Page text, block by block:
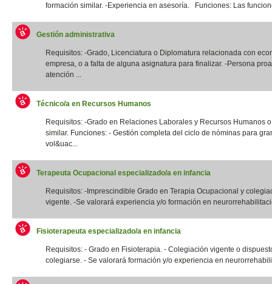
formación similar. -Experiencia en asesoría. Funciones: Las
Gestión administrativa
Requisitos: -Grado, Licenciatura o Diplomatura relacionada con
empresa, o a falta de alguna asignatura para finalizar. -Persona
atención ...
Técnico/a en Recursos Humanos
Requisitos: -Grado en Relaciones Laborales y Recursos Humanos
similar. Funciones: - Gestión completa del ciclo de nóminas para
vol&uac...
Terapeuta Ocupacional especializado/a en infancia
Requisitos: -Imprescindible Grado en Terapia Ocupacional y
vigente. -Se valorará experiencia y/o formación en
Fisioterapeuta especializado/a en infancia
Requisitos: - Grado en Fisioterapia. - Colegiación vigente o
colegiarse. - Se valorará formación y/o experiencia en